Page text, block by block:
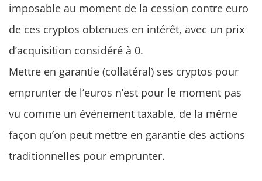
imposable au moment de la cession contre euro
de ces cryptos obtenues en intérêt, avec un prix
d’acquisition considéré à 0.
Mettre en garantie (collatéral) ses cryptos pour
emprunter de l’euros n’est pour le moment pas
vu comme un événement taxable, de la même
façon qu’on peut mettre en garantie des actions
traditionnelles pour emprunter.